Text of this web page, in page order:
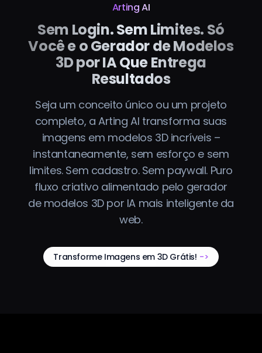
Arting AI
Sem Login. Sem Limites. Só
Você e o Gerador de Modelos
3D por IA Que Entrega
Resultados
Seja um conceito único ou um projeto
completo, a Arting AI transforma suas
imagens em modelos 3D incríveis –
instantaneamente, sem esforço e sem
limites. Sem cadastro. Sem paywall. Puro
fluxo criativo alimentado pelo gerador
de modelos 3D por IA mais inteligente da
web.
Transforme Imagens em 3D Grátis! ->